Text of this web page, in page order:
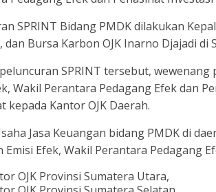
SPRINT Bidang PMDK dilakukan
dan Bursa Karbon OJK Inarno Djajadi di
SPRINT tersebut,
Wakil Perantara Pedagang Efek dan
kepada Kantor OJK Daerah.
Jasa Keuangan bidang PMDK di
Emisi Efek, Wakil Perantara Pedagang
OJK Provinsi Sumatera Utara,